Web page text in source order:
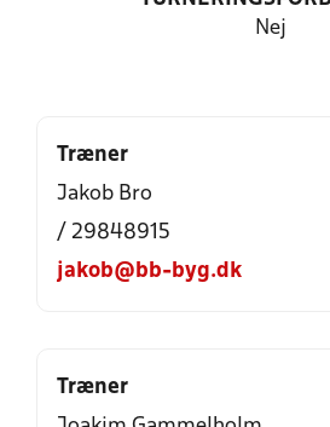
Nej
Træner
Jakob Bro
/ 29848915
jakob@bb-byg.dk
Træner